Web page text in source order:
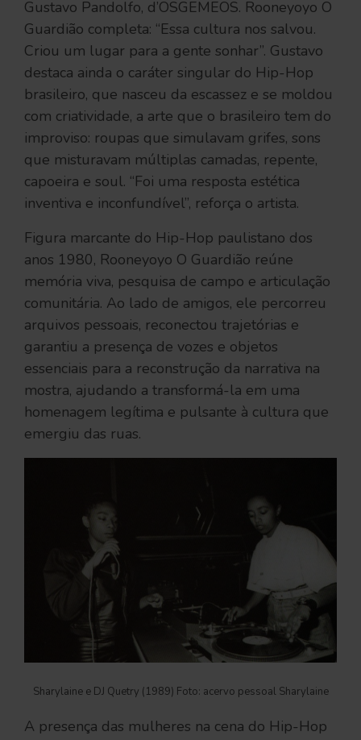
Gustavo Pandolfo, d’OSGEMEOS. Rooneyoyo O
Guardião completa: “Essa cultura nos salvou.
Criou um lugar para a gente sonhar”. Gustavo
destaca ainda o caráter singular do Hip-Hop
brasileiro, que nasceu da escassez e se moldou
com criatividade, a arte que o brasileiro tem do
improviso: roupas que simulavam grifes, sons
que misturavam múltiplas camadas, repente,
capoeira e soul. “Foi uma resposta estética
inventiva e inconfundível”, reforça o artista.
Figura marcante do Hip-Hop paulistano dos
anos 1980, Rooneyoyo O Guardião reúne
memória viva, pesquisa de campo e articulação
comunitária. Ao lado de amigos, ele percorreu
arquivos pessoais, reconectou trajetórias e
garantiu a presença de vozes e objetos
essenciais para a reconstrução da narrativa na
mostra, ajudando a transformá-la em uma
homenagem legítima e pulsante à cultura que
emergiu das ruas.
Sharylaine e DJ Quetry (1989) Foto: acervo pessoal Sharylaine
A presença das mulheres na cena do Hip-Hop